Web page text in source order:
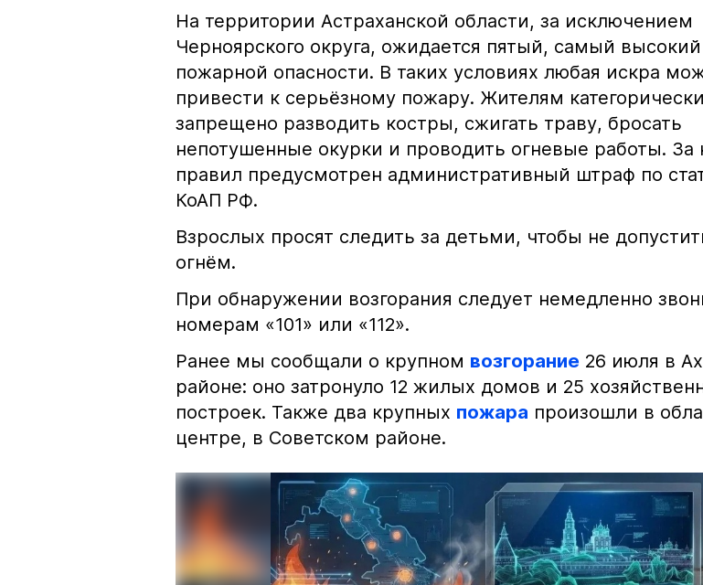
На территории Астраханской области, за исключением
Черноярского округа, ожидается пятый, самый высокий
пожарной опасности. В таких условиях любая искра
привести к серьёзному пожару. Жителям категорически
запрещено разводить костры, сжигать траву, бросать
непотушенные окурки и проводить огневые работы. За
правил предусмотрен административный штраф по
КоАП РФ.
Взрослых просят следить за детьми, чтобы не
огнём.
При обнаружении возгорания следует немедленно
номерам «101» или «112».
Ранее мы сообщали о крупном возгорание 26 июля в
районе: оно затронуло 12 жилых домов и 25
построек. Также два крупных пожара произошли в
центре, в Советском районе.